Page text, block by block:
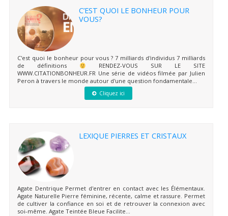
C’EST QUOI LE BONHEUR POUR
VOUS?
C'est quoi le bonheur pour vous ? 7 milliards d'individus 7 milliards
de définitions
RENDEZ-VOUS SUR LE SITE
WWW.CITATIONBONHEUR.FR Une série de vidéos filmée par Julien
Peron à travers le monde autour d'une question fondamentale...
Cliquez ici
LEXIQUE PIERRES ET CRISTAUX
Agate Dentrique Permet d'entrer en contact avec les Élémentaux.
Agate Naturelle Pierre féminine, récente, calme et rassure. Permet
de cultiver la confiance en soi et de retrouver la connexion avec
soi-même. Agate Teintée Bleue Facilite...